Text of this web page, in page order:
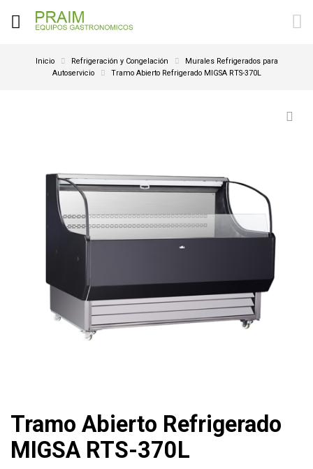
Inicio Refrigeración y Congelación
Murales Refrigerados para
Autoservicio
Tramo Abierto Refrigerado MIGSA RTS-370L
Tramo Abierto Refrigerado
MIGSA RTS-370L